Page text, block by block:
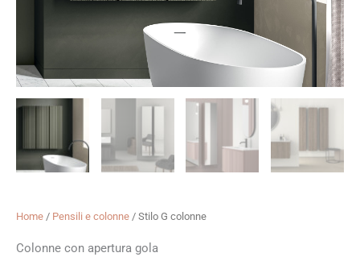
Home / Pensili e colonne / Stilo G colonne
Colonne con apertura gola